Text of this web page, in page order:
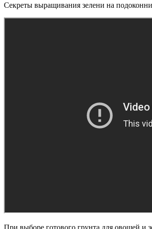
Секреты выращивания зелени на
При выборе готового грунта для овощей и